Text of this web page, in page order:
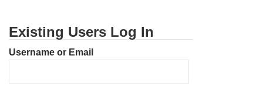
Existing Users Log In
Username or Email